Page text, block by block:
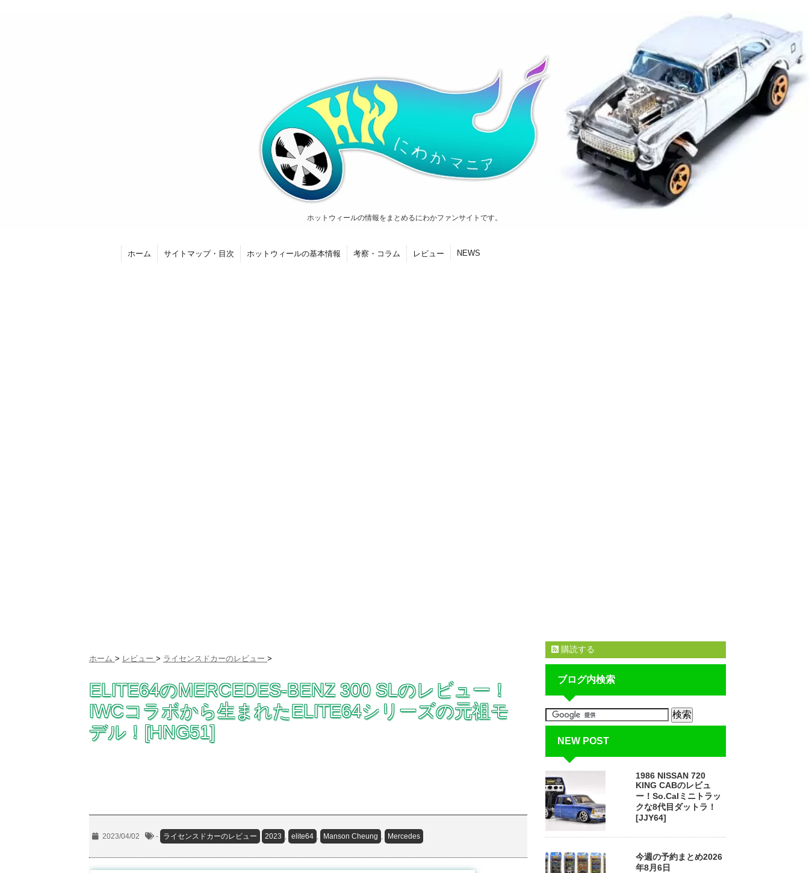
ホットウィールの情報をまとめるにわかファンサイトです。
ホーム サイトマップ・目次 ホットウィールの基本情報 考察・コラム レビュー NEWS
ホーム > レビュー > ライセンスドカーのレビュー >
ELITE64のMERCEDES-BENZ 300 SLのレビュー！
IWCコラボから生まれたELITE64シリーズの元祖モ
デル！[HNG51]
2023/04/02 - ライセンスドカーのレビュー 2023 , elite64 , Manson Cheung , Mercedes
購読する
ブログ内検索
NEW POST
1986 NISSAN 720
KING CABのレビュ
ー！So.Calミニトラッ
クな8代目ダットラ！
[JJY64]
今週の予約まとめ2026
年8月6日